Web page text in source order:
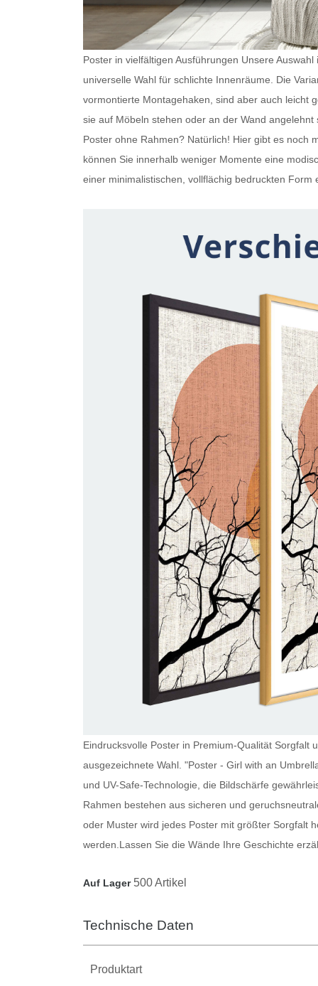
Poster in vielfältigen Ausführungen Unsere
universelle Wahl für schlichte Innenräume. Die
vormontierte Montagehaken, sind aber auch leicht
sie auf Möbeln stehen oder an der Wand
Poster ohne Rahmen? Natürlich! Hier gibt es noch
können Sie innerhalb weniger Momente eine
einer minimalistischen, vollflächig bedruckten Form
Eindrucksvolle Poster in Premium-Qualität Sorgfalt
ausgezeichnete Wahl. "Poster - Girl with an
und UV-Safe-Technologie, die Bildschärfe
Rahmen bestehen aus sicheren und
oder Muster wird jedes Poster mit größter Sorgfalt
werden. Lassen Sie die Wände Ihre Geschichte
Auf Lager 500 Artikel
Technische Daten
Produktart